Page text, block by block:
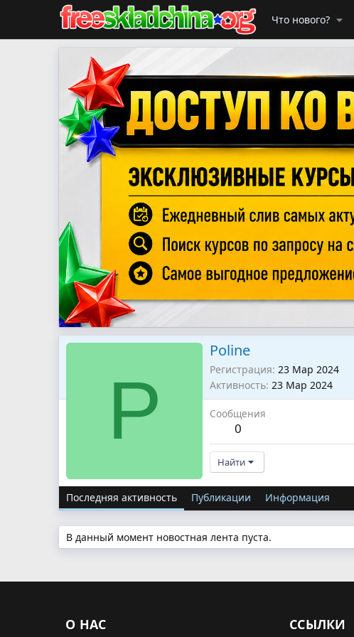
Что нового?
P
Poline
Регистрация 23 Мар 2024
Активность 23 Мар 2024
Сообщения
0
Найти
Последняя активность Публикации Информация
В данный момент новостная лента пуста.
О НАС ССЫЛКИ